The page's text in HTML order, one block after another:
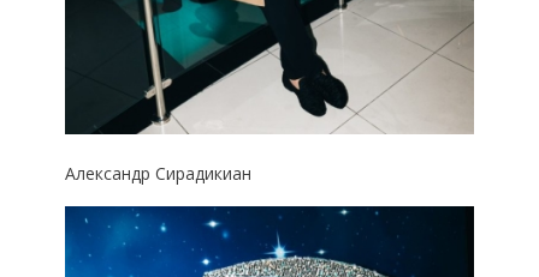
Александр Сирадикиан